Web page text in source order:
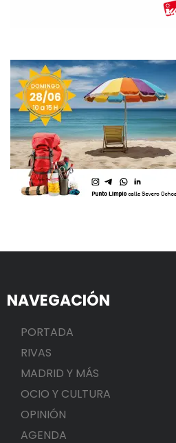
NAVEGACIÓN
PORTADA
RIVAS
MADRID Y MÁS
OCIO Y CULTURA
OPINIÓN
AGENDA